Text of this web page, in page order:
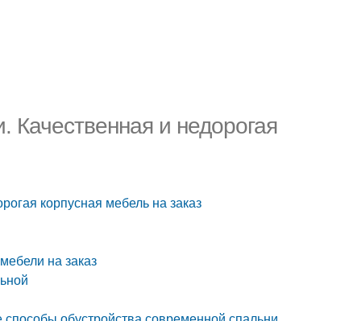
Качественная и недорогая
корпусная мебель на заказ
на заказ